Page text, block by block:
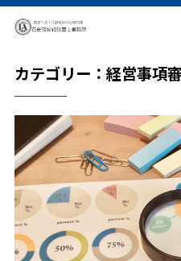
カテゴリー：経営事項